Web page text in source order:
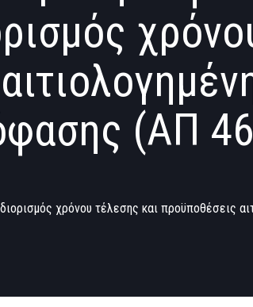
(ΑΠ
χρόνου τέλεσης και προϋποθέσεις